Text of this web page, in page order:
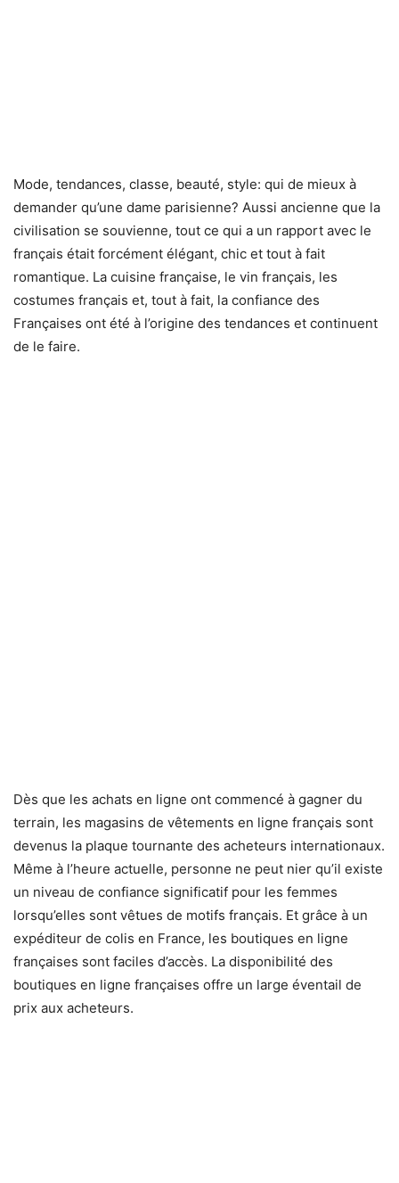
Mode, tendances, classe, beauté, style: qui de mieux à
demander qu’une dame parisienne? Aussi ancienne que la
civilisation se souvienne, tout ce qui a un rapport avec le
français était forcément élégant, chic et tout à fait
romantique. La cuisine française, le vin français, les
costumes français et, tout à fait, la confiance des
Françaises ont été à l’origine des tendances et continuent
de le faire.
Dès que les achats en ligne ont commencé à gagner du
terrain, les magasins de vêtements en ligne français sont
devenus la plaque tournante des acheteurs internationaux.
Même à l’heure actuelle, personne ne peut nier qu’il existe
un niveau de confiance significatif pour les femmes
lorsqu’elles sont vêtues de motifs français. Et grâce à un
expéditeur de colis en France, les boutiques en ligne
françaises sont faciles d’accès. La disponibilité des
boutiques en ligne françaises offre un large éventail de
prix aux acheteurs.